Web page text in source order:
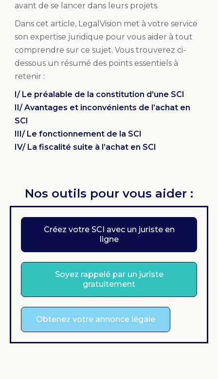
avant de se lancer dans leurs projets.
Dans cet article, LegalVision met à votre service
son expertise juridique pour vous aider à tout
comprendre sur ce sujet. Vous trouverez ci-
dessous un résumé des points essentiels à
retenir :
I/ Le préalable de la constitution d’une SCI
II/ Avantages et inconvénients de l’achat en
SCI
III/ Le fonctionnement de la SCI
IV/ La fiscalité suite à l’achat en SCI
Nos outils pour vous aider :
Créez votre SCI avec un juriste en
ligne
Soyez rappelé par un juriste
gratuitement
Obtenez votre annonce légale